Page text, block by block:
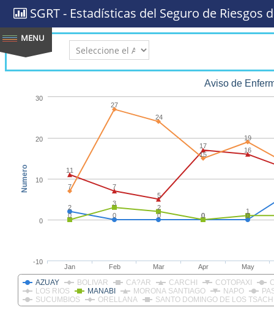
SGRT - Estadísticas del Seguro de Riesgos
Numero
Aviso de
2
0
0 0 0
11
7
5
17
16
0
3
2
0
1
7
27
24
15
19
AZUAY BOLIVAR CA?AR CARCHI COTOPAXI
LOS RIOS
MANABI MORONA SANTIAGO NAPO
SUCUMBIOS
ORELLANA SANTO DOMINGO DE LOS
Jan Feb Mar Apr May
0
10
20
30
-10